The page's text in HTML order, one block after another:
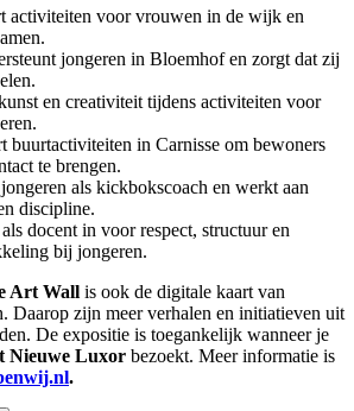
activiteiten voor vrouwen in de wijk en
jongeren in Bloemhof en zorgt dat zij
en creativiteit tijdens activiteiten voor
buurtactiviteiten in Carnisse om bewoners
te brengen.
als kickbokscoach en werkt aan
discipline.
docent in voor respect, structuur en
bij jongeren.
Art Wall is ook de digitale kaart van
Daarop zijn meer verhalen en initiatieven uit
De expositie is toegankelijk wanneer je
Nieuwe Luxor bezoekt. Meer informatie is
.